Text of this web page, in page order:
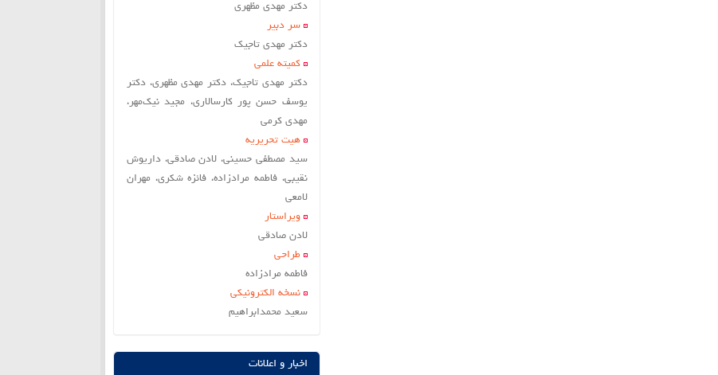
دکتر مهدی مظهری
سر دبير
دکتر مهدی تاجیک
کمیته علمی
دکتر مهدی تاجیک، دکتر مهدی مظهری، دکتر
یوسف حسن پور کارسالاری، مجید نیک‌مهر،
مهدی کرمی
هیت تحریریه
سید مصطفی حسینی، لادن صادقی، داریوش
نقیبی، فاطمه مرادزاده، فائزه شکری، مهران
لامعی
ویراستار
لادن صادقي
طراحی
فاطمه مرادزاده
نسخه الکترونیکی
سعيد محمدابراهيم
اخبار و اعلانات